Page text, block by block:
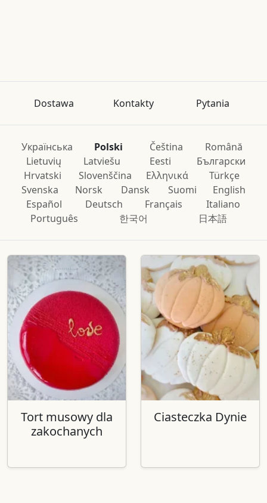
Dostawa Kontakty Pytania
Українська Polski Čeština
Română
Lietuvių
Latviešu Eesti
Български
Hrvatski
Slovenščina Ελληνικά
Türkçe
Svenska
Norsk Dansk Suomi
English
Español
Deutsch Français
Italiano
Português
한국어 日本語
Tort musowy dla
zakochanych
Ciasteczka Dynie